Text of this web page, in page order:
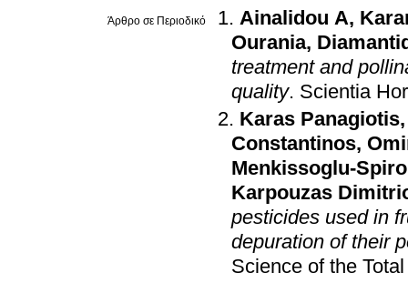
Άρθρο σε Περιοδικό Ainalidou A,
Ourania,
treatment and
quality. Scientia
Karas Panagiotis
Constantinos,
Menkissoglu-
Karpouzas
pesticides used in
depuration of their
Science of the